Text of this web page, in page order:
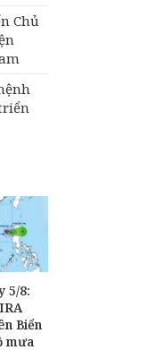
Chủ
5/8:
Biển
mưa